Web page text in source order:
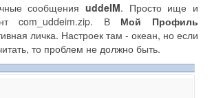
сообщения uddeIM. Просто ище и
com_uddeim.zip. В Мой Профиль
личка. Настроек там - океан, но если
то проблем не должно быть.